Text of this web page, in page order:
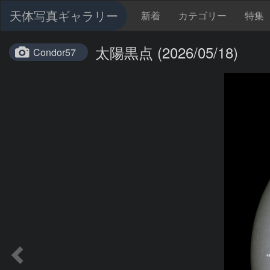
天体写真ギャラリー 新着 カテゴリー 特集
Condor57 太陽黒点 (2026/05/18)